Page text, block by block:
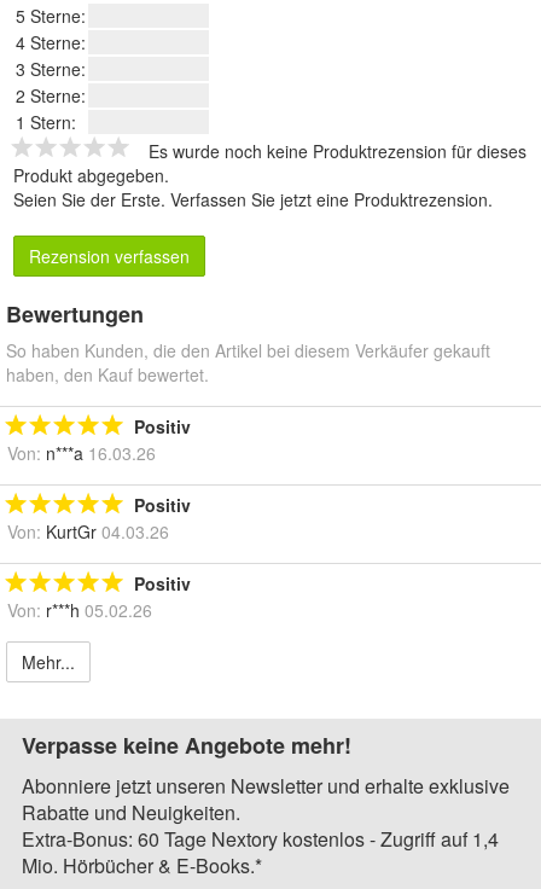
5 Sterne:
4 Sterne:
3 Sterne:
2 Sterne:
1 Stern:
Es wurde noch keine Produktrezension für dieses
Produkt abgegeben.
Seien Sie der Erste. Verfassen Sie jetzt eine Produktrezension.
Rezension verfassen
Bewertungen
So haben Kunden, die den Artikel bei diesem Verkäufer gekauft
haben, den Kauf bewertet.
Positiv
Von: n***a 16.03.26
Positiv
Von: KurtGr 04.03.26
Positiv
Von: r***h 05.02.26
Mehr...
Verpasse keine Angebote mehr!
Abonniere jetzt unseren Newsletter und erhalte exklusive
Rabatte und Neuigkeiten.
Extra-Bonus: 60 Tage Nextory kostenlos - Zugriff auf 1,4
Mio. Hörbücher & E-Books.*